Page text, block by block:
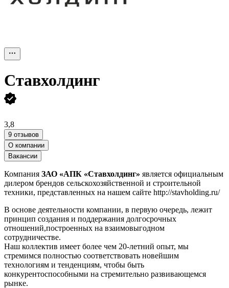
Ставхолдинг
3,8
9 отзывов
О компании
Вакансии
Компания ЗАО «АПК «Ставхолдинг» является официальным
дилером брендов сельскохозяйственной и строительной
техники, представленных на нашем сайте http://stavholding.ru/
В основе деятельности компании, в первую очередь, лежит
принцип создания и поддержания долгосрочных
отношений,построенных на взаимовыгодном
сотрудничестве.
Наш коллектив имеет более чем 20-летний опыт, мы
стремимся полностью соответствовать новейшим
технологиям и тенденциям, чтобы быть
конкурентоспособными на стремительно развивающемся
рынке.